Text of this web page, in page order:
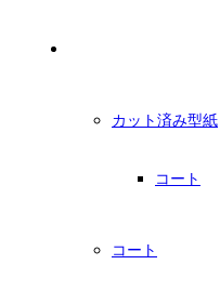
カット済み型紙
コート
コート